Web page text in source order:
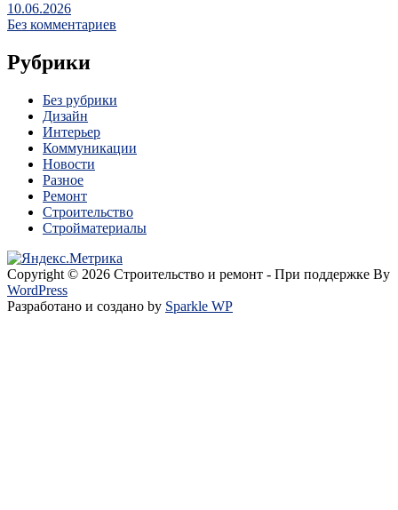
10.06.2026
Без комментариев
Рубрики
Без рубрики
Дизайн
Интерьер
Коммуникации
Новости
Разное
Ремонт
Строительство
Стройматериалы
Copyright © 2026 Строительство и ремонт - При поддержке By
WordPress
Разработано и создано by Sparkle WP